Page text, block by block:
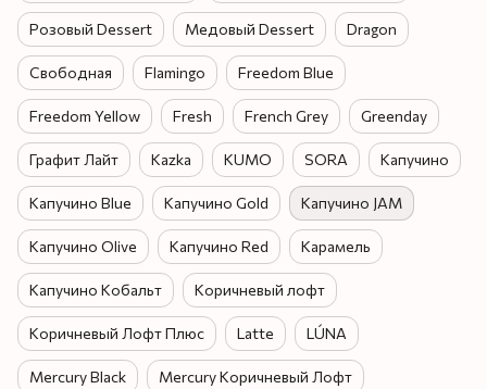
Розовый Dessert Медовый Dessert Dragon
Свободная Flamingo Freedom Blue
Freedom Yellow Fresh French Grey Greenday
Графит Лайт Kazka KUMO SORA Капучино
Капучино Blue Капучино Gold Капучино JAM
Капучино Olive Капучино Red Карамель
Капучино Кобальт Коричневый лофт
Коричневый Лофт Плюс Latte LÚNA
Mercury Black Mercury Коричневый Лофт